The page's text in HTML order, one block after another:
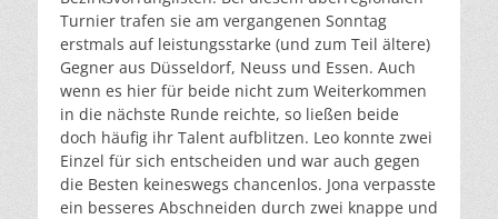
Turnier trafen sie am vergangenen Sonntag
erstmals auf leistungsstarke (und zum Teil ältere)
Gegner aus Düsseldorf, Neuss und Essen. Auch
wenn es hier für beide nicht zum Weiterkommen
in die nächste Runde reichte, so ließen beide
doch häufig ihr Talent aufblitzen. Leo konnte zwei
Einzel für sich entscheiden und war auch gegen
die Besten keineswegs chancenlos. Jona verpasste
ein besseres Abschneiden durch zwei knappe und